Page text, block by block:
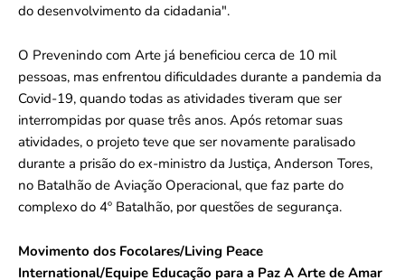
do desenvolvimento da cidadania".
O Prevenindo com Arte já beneficiou cerca de 10 mil
pessoas, mas enfrentou dificuldades durante a pandemia da
Covid-19, quando todas as atividades tiveram que ser
interrompidas por quase três anos. Após retomar suas
atividades, o projeto teve que ser novamente paralisado
durante a prisão do ex-ministro da Justiça, Anderson Tores,
no Batalhão de Aviação Operacional, que faz parte do
complexo do 4º Batalhão, por questões de segurança.
Movimento dos Focolares/Living Peace
International/Equipe Educação para a Paz A Arte de Amar